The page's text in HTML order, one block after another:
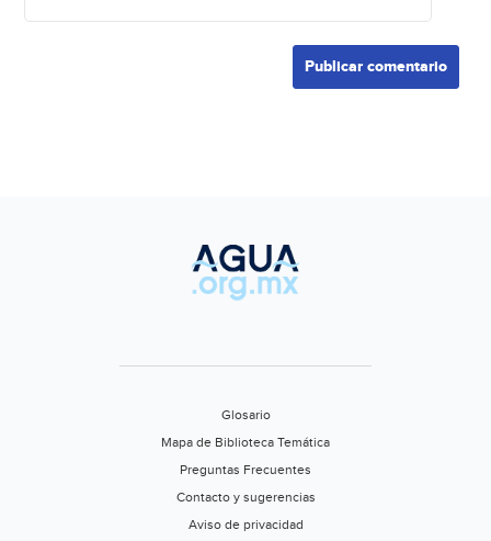
Glosario
Mapa de Biblioteca Temática
Preguntas Frecuentes
Contacto y sugerencias
Aviso de privacidad